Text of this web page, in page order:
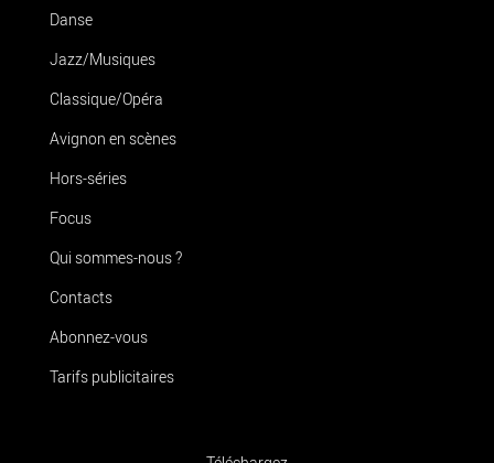
Danse
Jazz/Musiques
Classique/Opéra
Avignon en scènes
Hors-séries
Focus
Qui sommes-nous ?
Contacts
Abonnez-vous
Tarifs publicitaires